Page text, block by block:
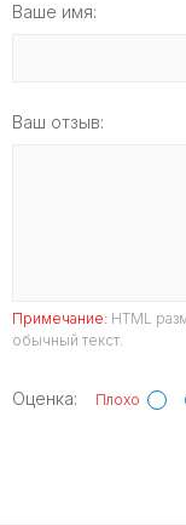
Ваше имя:
Ваш отзыв:
Примечание: HTML
обычный текст.
Оценка: Плохо